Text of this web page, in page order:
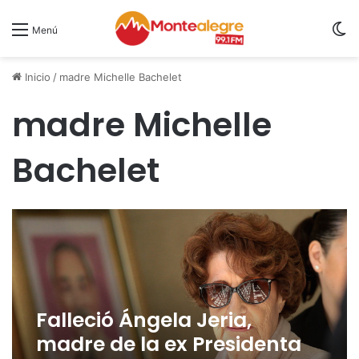
Menú
Inicio / madre Michelle Bachelet
madre Michelle
Bachelet
Falleció Ángela Jeria,
madre de la ex Presidenta